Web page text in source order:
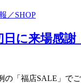
／SHOP
に来場感謝
の「福店SALE」でご